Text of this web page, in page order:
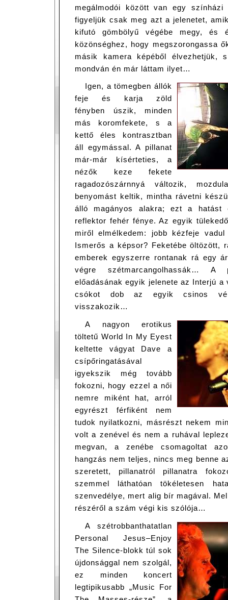
megálmodói között van egy színházi
figyeljük csak meg azt a jelenetet,
kifutó gömbölyű végébe megy, és
közönséghez, hogy megszorongassa
másik kamera képéből élvezhetjük,
mondván én már láttam ilyet…
Igen, a tömegben állók
feje és karja zöld
fényben úszik, minden
más koromfekete, s a
kettő éles kontrasztban
áll egymással. A pillanat
már-már kísérteties, a
nézők keze fekete
ragadozószárnnyá változik,
benyomást keltik, mintha rávetni
álló magányos alakra; ezt a hatást
reflektor fehér fénye. Az egyik
miről elmélkedem: jobb kézfeje
Ismerős a képsor? Feketébe öltözött,
emberek egyszerre rontanak rá egy
végre szétmarcangolhassák… A
előadásának egyik jelenete az Interjú
csókot dob az egyik csinos
visszakozik…
A nagyon erotikus
töltetű World In My Eyest
keltette vágyat Dave a
csípőringatásával
igyekszik még tovább
fokozni, hogy ezzel a női
nemre miként hat, arról
egyrészt férfiként nem
tudok nyilatkozni, másrészt nekem
volt a zenével és nem a ruhával
megvan, a zenébe csomagoltat
hangzás nem teljes, nincs meg benne
szeretett, pillanatról pillanatra
szemmel láthatóan tökéletesen
szenvedélye, mert alig bír magával.
részéről a szám végi kis szólója…
A szétrobbanthatatlan
Personal Jesus–Enjoy
The Silence-blokk túl sok
újdonsággal nem szolgál,
ez minden koncert
legtipikusabb „Music For